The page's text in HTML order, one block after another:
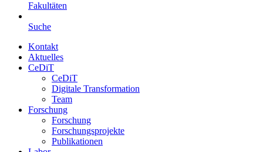
Fakultäten
Suche
Kontakt
Aktuelles
CeDiT
CeDiT
Digitale Transformation
Team
Forschung
Forschung
Forschungsprojekte
Publikationen